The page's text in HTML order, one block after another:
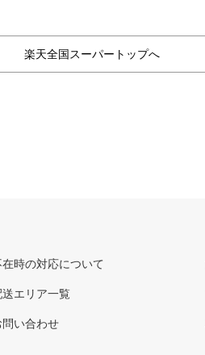
楽天全国スーパートップへ
在時の対応について
送エリア一覧
問い合わせ